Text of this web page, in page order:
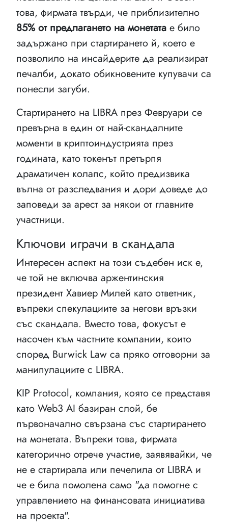
това, фирмата твърди, че приблизително
85% от предлагането на монетата е било
задържано при стартирането й, което е
позволило на инсайдерите да реализират
печалби, докато обикновените купувачи са
понесли загуби.
Стартирането на LIBRA през Февруари се
превърна в един от най-скандалните
моменти в криптоиндустрията през
годината, като токенът претърпя
драматичен колапс, който предизвика
вълна от разследвания и дори доведе до
заповеди за арест за някои от главните
участници.
Ключови играчи в скандала
Интересен аспект на този съдебен иск е,
че той не включва аржентинския
президент Хавиер Милей като ответник,
въпреки спекулациите за негови връзки
със скандала. Вместо това, фокусът е
насочен към частните компании, които
според Burwick Law са пряко отговорни за
манипулациите с LIBRA.
KIP Protocol, компания, която се представя
като Web3 AI базиран слой, бе
първоначално свързана със стартирането
на монетата. Въпреки това, фирмата
категорично отрече участие, заявявайки, че
не е стартирала или печелила от LIBRA и
че е била помолена само "да помогне с
управлението на финансовата инициатива
на проекта".